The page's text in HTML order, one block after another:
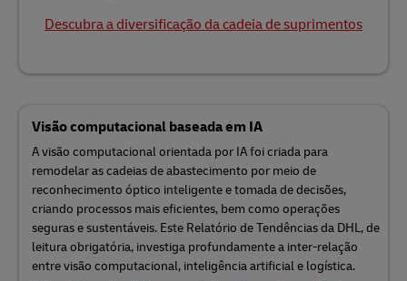
Descubra a diversificação da cadeia de suprimentos
Visão computacional baseada em IA
A visão computacional orientada por IA foi criada para
remodelar as cadeias de abastecimento por meio de
reconhecimento óptico inteligente e tomada de decisões,
criando processos mais eficientes, bem como operações
seguras e sustentáveis. Este Relatório de Tendências da DHL, de
leitura obrigatória, investiga profundamente a inter-relação
entre visão computacional, inteligência artificial e logística.